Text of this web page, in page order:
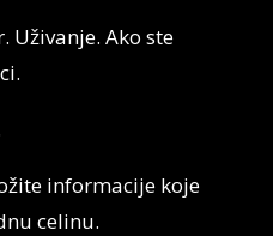
Uživanje. Ako ste
informacije koje
celinu.